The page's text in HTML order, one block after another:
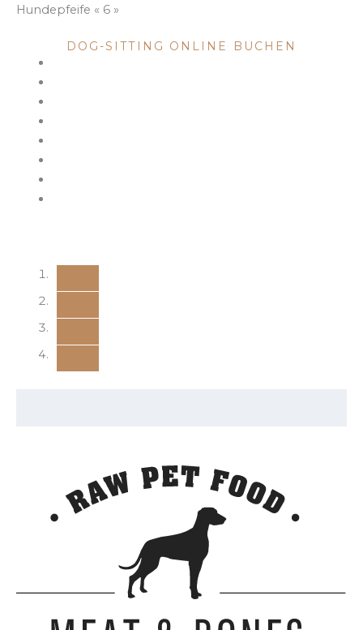
Hundepfeife « 6 »
DOG-SITTING ONLINE BUCHEN